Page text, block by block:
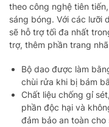
theo công nghệ tiên
sáng bóng. Với các lưỡi
sẽ hỗ trợ tối đa nhất
trợ, thêm phần trang
Bộ dao được làm
chùi rửa khi bị bám
Chất liệu chống gỉ
phần độc hại và
đảm bảo an toàn cho